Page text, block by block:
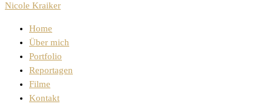
Nicole Kraiker
Home
Über mich
Portfolio
Reportagen
Filme
Kontakt